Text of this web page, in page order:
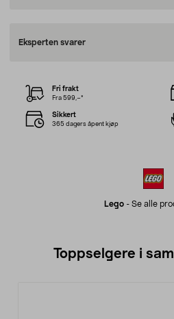
Eksperten svarer
Lego- Se alle
Fri frakt
Fra 599,–*
Sikkert
365 dagers åpent kjøp
Toppselgere i